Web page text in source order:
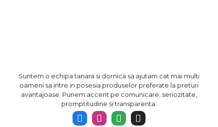
Suntem o echipa tanara si dornica sa ajutam cat mai multi
oameni sa intre in posesia produselor preferate la preturi
avantajoase. Punem accent pe comunicare, seriozitate,
promptitudine si transparenta.